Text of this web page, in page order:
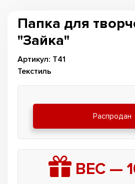
Папка для
"Зайка"
Артикул: Т41
Текстиль
Распродан
ВЕС —